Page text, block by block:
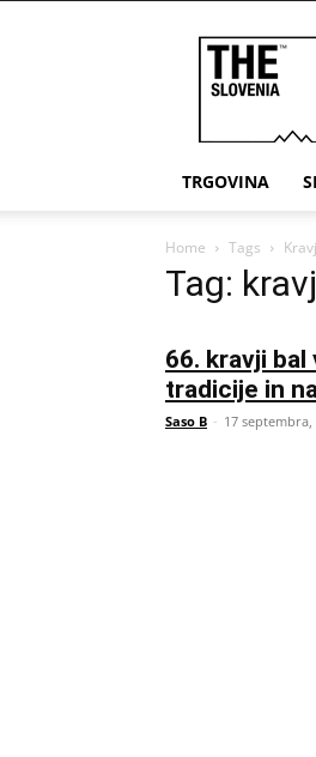
TRGOVINA
Home Tags
Tag:
66. kravji bal
tradicije in
Saso B - 17 septembra,